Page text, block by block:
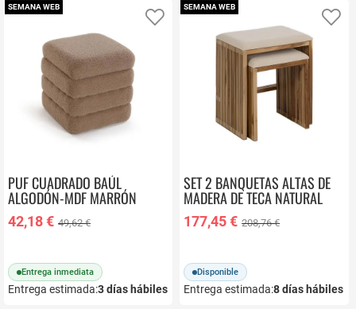
SEMANA WEB
Añadir a favoritos
PUF CUADRADO BAÚL
ALGODÓN-MDF MARRÓN
TEDDY 22670006
42,18 € 49,62 €
Entrega inmediata
Entrega estimada:3días hábiles
SEMANA WEB
SET 2 BANQUETAS ALTAS DE
MADERA DE TECA NATURAL
RECICLADA 614742
177,45 € 208,76 €
Disponible
Entrega estimada:8días hábiles